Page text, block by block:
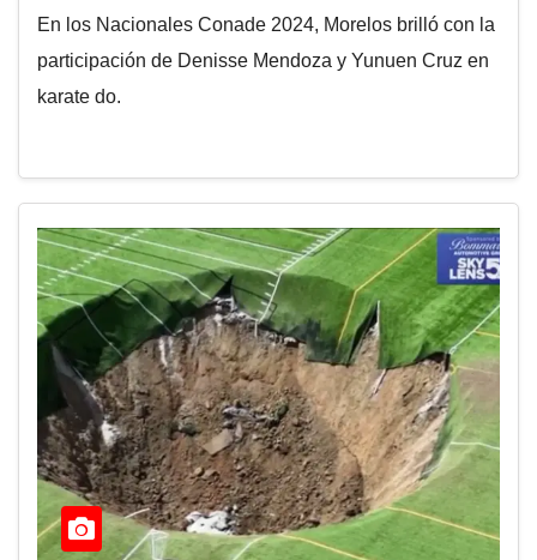
En los Nacionales Conade 2024, Morelos brilló con la
participación de Denisse Mendoza y Yunuen Cruz en
karate do.